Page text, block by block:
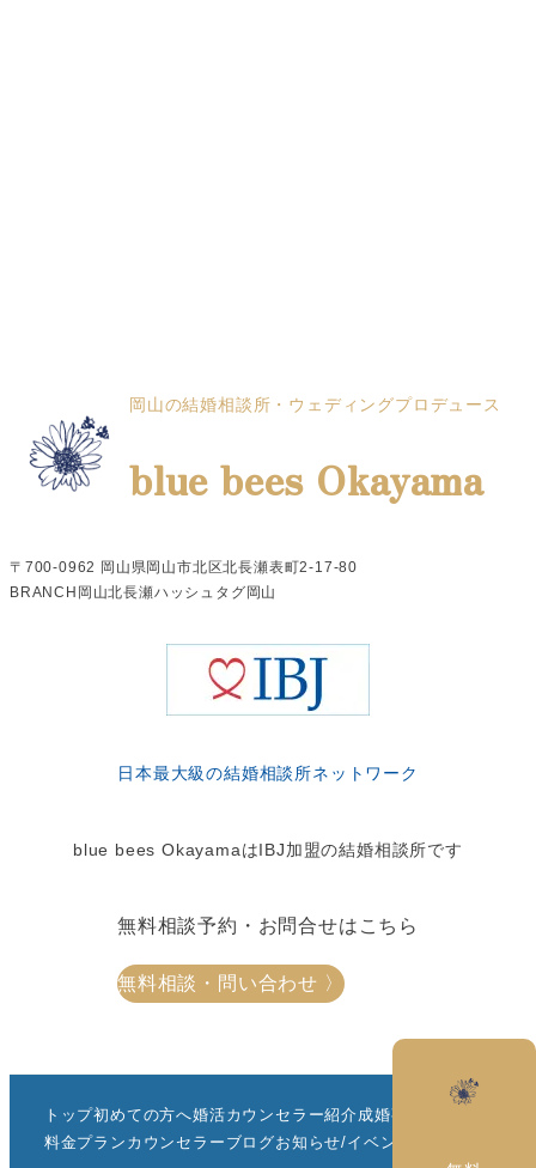
岡山の結婚相談所・ウェディングプロデュース
blue bees Okayama
〒700-0962 岡山県岡山市北区北長瀬表町2-17-80
BRANCH岡山北長瀬ハッシュタグ岡山
日本最大級の結婚相談所ネットワーク
blue bees OkayamaはIBJ加盟の結婚相談所です
無料相談予約・お問合せはこちら
無料相談・問い合わせ 〉
トップ初めての方へ婚活カウンセラー紹介成婚事例一覧
料金プラン カウンセラーブログお知らせ/イベント